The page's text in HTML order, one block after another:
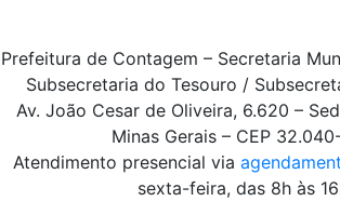
Prefeitura de Contagem – Secretaria
Subsecretaria do Tesouro /
Av. João Cesar de Oliveira, 6.620 –
Minas Gerais – CEP
Atendimento presencial via
sexta-feira, das 8h às